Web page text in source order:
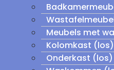
Meubels met
Kolomkast (los)
Onderkast (los)